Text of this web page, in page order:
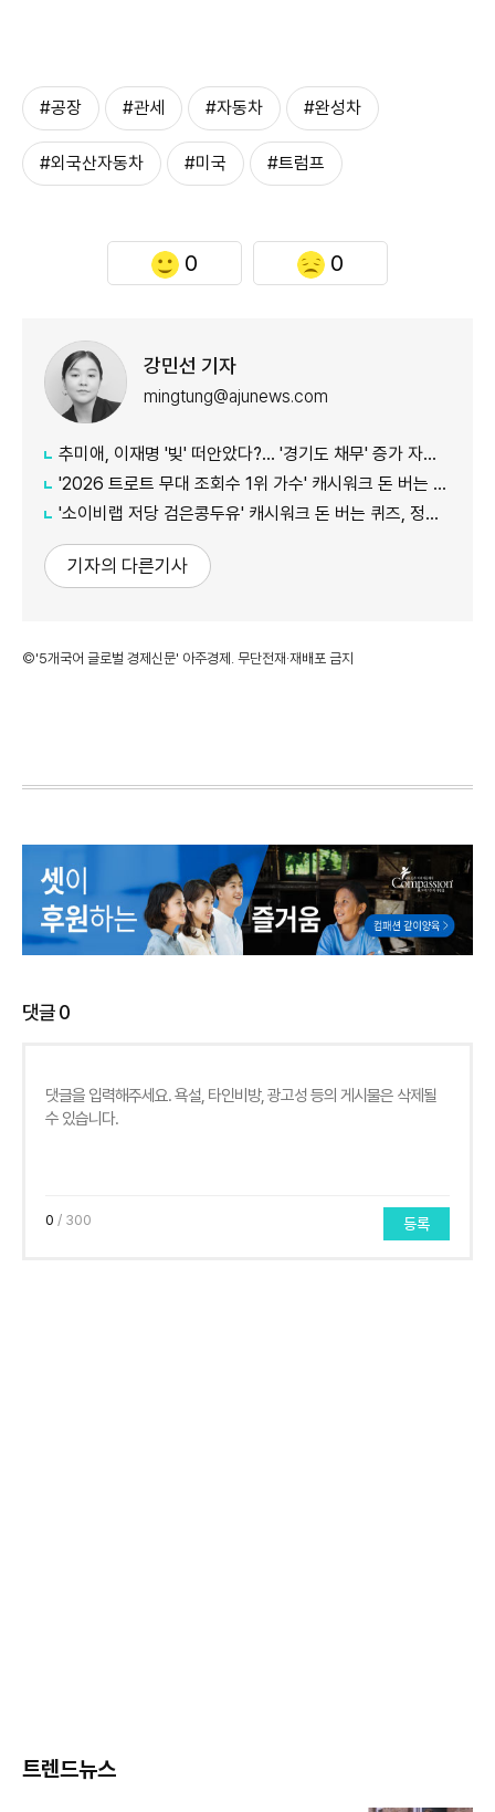
#공장 #관세 #자동차 #완성차
#외국산자동차 #미국 #트럼프
0 0
강민선 기자
mingtung@ajunews.com
추미애, 이재명 '빚' 떠안았다?… '경기도 채무' 증가 자료 실시간 확산
'2026 트로트 무대 조회수 1위 가수' 캐시워크 돈 버는 퀴즈, 정답은?
'소이비랩 저당 검은콩두유' 캐시워크 돈 버는 퀴즈, 정답은?
기자의 다른기사
©'5개국어 글로벌 경제신문' 아주경제. 무단전재·재배포 금지
댓글0
0 / 300 등록
트렌드뉴스